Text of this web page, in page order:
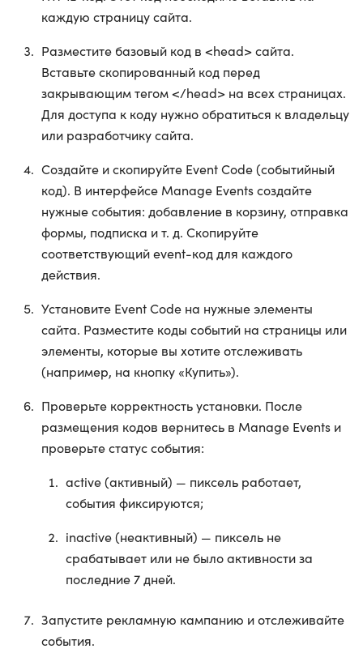
каждую страницу сайта.
Разместите базовый код в <head> сайта.
Вставьте скопированный код перед
закрывающим тегом </head> на всех страницах.
Для доступа к коду нужно обратиться к владельцу
или разработчику сайта.
Создайте и скопируйте Event Code (событийный
код). В интерфейсе Manage Events создайте
нужные события: добавление в корзину, отправка
формы, подписка и т. д. Скопируйте
соответствующий event-код для каждого
действия.
Установите Event Code на нужные элементы
сайта. Разместите коды событий на страницы или
элементы, которые вы хотите отслеживать
(например, на кнопку «Купить»).
Проверьте корректность установки. После
размещения кодов вернитесь в Manage Events и
проверьте статус события:
active (активный) — пиксель работает,
события фиксируются;
inactive (неактивный) — пиксель не
срабатывает или не было активности за
последние 7 дней.
Запустите рекламную кампанию и отслеживайте
события.